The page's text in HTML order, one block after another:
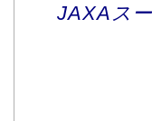
JAXAス